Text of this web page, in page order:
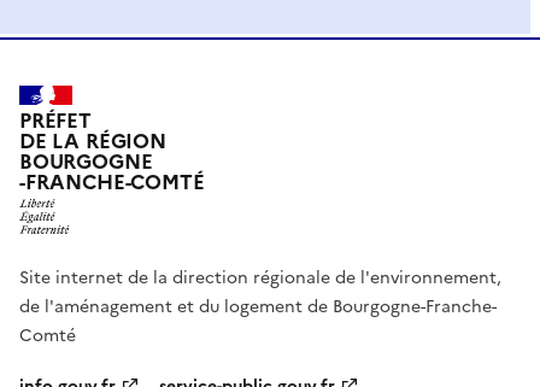
PRÉFET
DE LA RÉGION
BOURGOGNE
-FRANCHE-COMTÉ
Site internet de la direction régionale de l'environnement,
de l'aménagement et du logement de Bourgogne-Franche-
Comté